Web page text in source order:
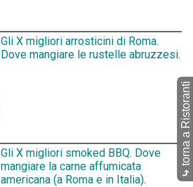
Gli X migliori arrosticini di Roma.
Dove mangiare le rustelle abruzzesi.
Gli X migliori smoked BBQ. Dove
mangiare la carne affumicata
americana (a Roma e in Italia).
⤷
torna a Ristoranti